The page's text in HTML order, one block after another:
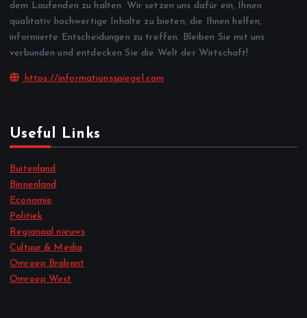
dem Laufenden zu halten. Wir setzen uns dafür ein, Ihnen
qualitativ hochwertige Inhalte zu bieten, die Ihnen helfen,
informierte Entscheidungen zu treffen. Bleiben Sie mit uns
verbunden und entdecken Sie die Welt der Wirtschaft!
https://informationsspiegel.com
Useful Links
Buitenland
Binnenland
Economie
Politiek
Regionaal nieuws
Cultuur & Media
Omroep Brabant
Omroep West